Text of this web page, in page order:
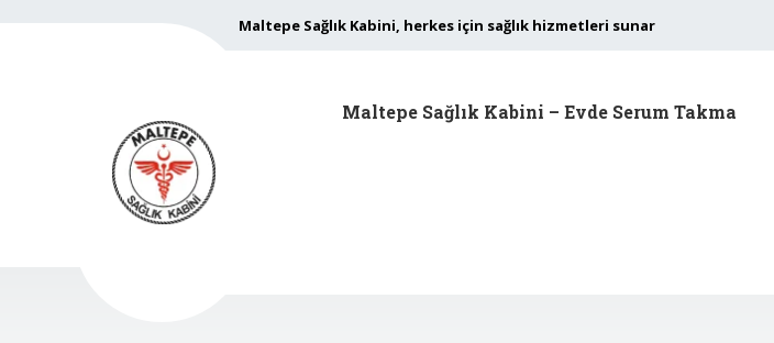
Maltepe Sağlık Kabini, herkes için sağlık hizmetleri sunar
Maltepe Sağlık Kabini – Evde Serum Takma